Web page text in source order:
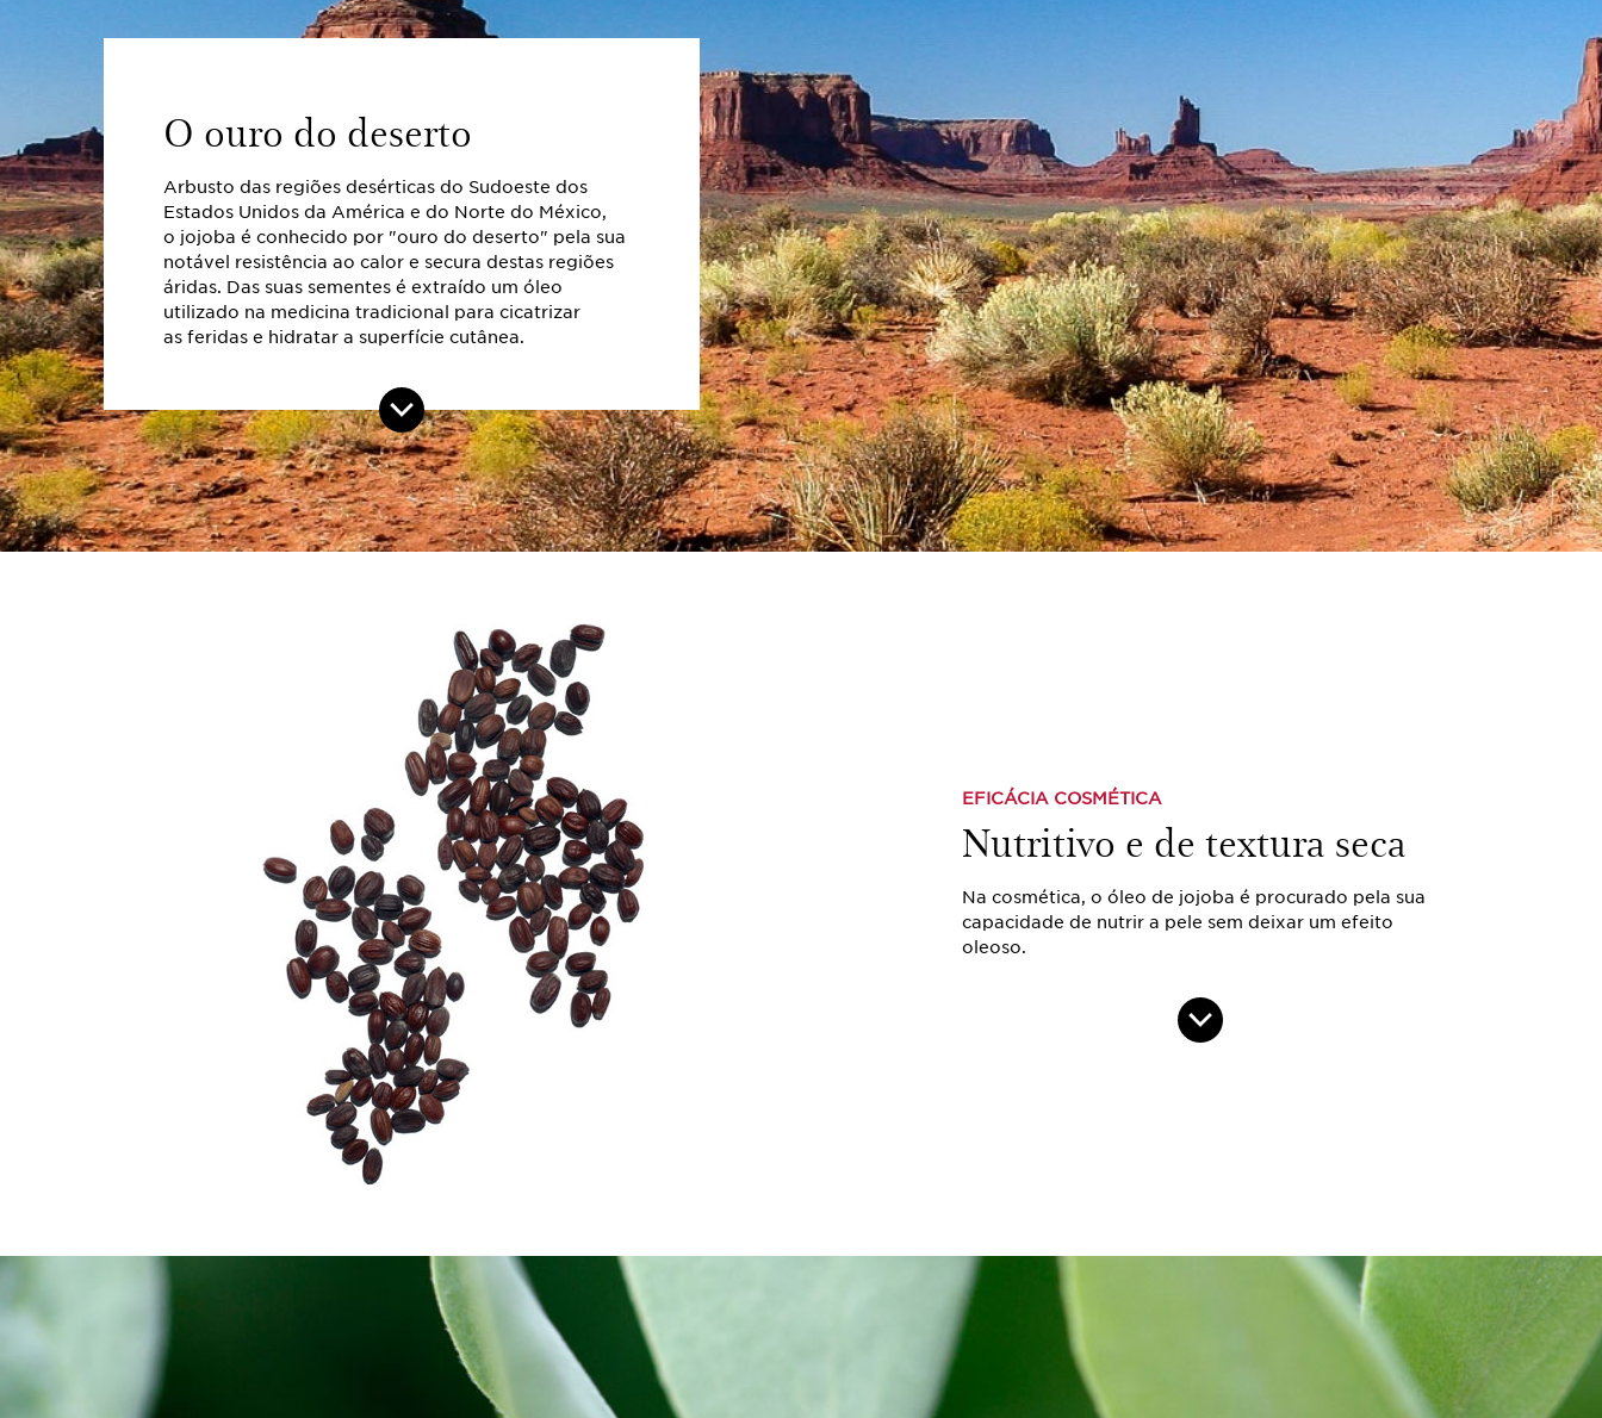
O ouro do deserto
Arbusto das regiões desérticas do Sudoeste dos
Estados Unidos da América e do Norte do México,
o jojoba é conhecido por "ouro do deserto" pela sua
notável resistência ao calor e secura destas regiões
áridas. Das suas sementes é extraído um óleo
utilizado na medicina tradicional para cicatrizar
as feridas e hidratar a superfície cutânea.
EFICÁCIA COSMÉTICA
Nutritivo e de textura seca
Na cosmética, o óleo de jojoba é procurado pela sua
capacidade de nutrir a pele sem deixar um efeito
oleoso.